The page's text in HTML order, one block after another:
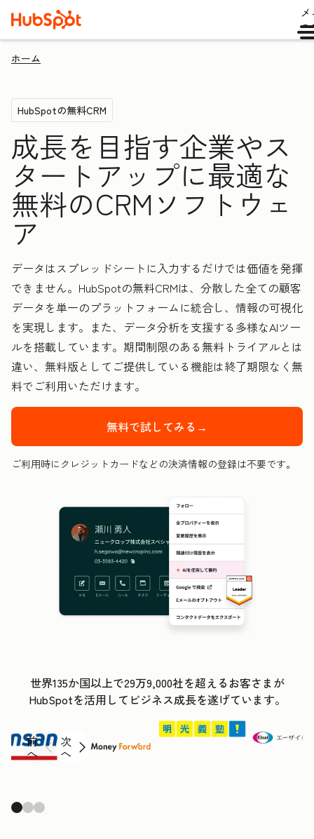
ホーム
HubSpotの無料CRM
成長を目指す企業やス
タートアップに最適な
無料のCRMソフトウェ
ア
データはスプレッドシートに入力するだけでは価値を発揮
できません。HubSpotの無料CRMは、分散した全ての顧客
データを単一のプラットフォームに統合し、情報の可視化
を実現します。また、データ分析を支援する多様なAIツー
ルを搭載しています。期間制限のある無料トライアルとは
違い、無料版としてご提供している機能は終了期限なく無
料でご利用いただけます。
無料で試してみる→
ご利用時にクレジットカードなどの決済情報の登録は不要です。
世界135か国以上で29万9,000社を超えるお客さまが
HubSpotを活用してビジネス成長を遂げています。
前
へ
次
へ